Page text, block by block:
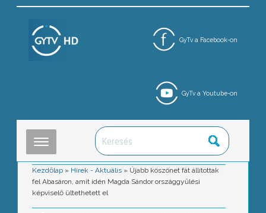
GyTv a Facebook-on
GyTv a Youtube-on
Kezdőlap » Hírek - Aktuális » Újabb köszönet fát állítottak
fel Abasáron, amit idén Magda Sándor országgyűlési
képviselő ültethetett el